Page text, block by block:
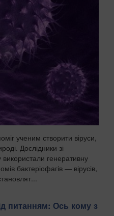
ученим створити віруси,
Дослідники зі
генеративну
бактеріофагів — вірусів,
питанням: Ось кому з